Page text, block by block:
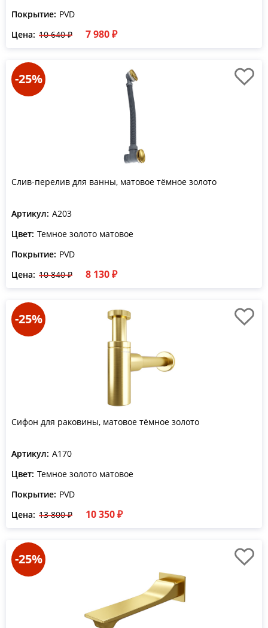
Покрытие: PVD
Цена: 10 640 ₽ 7 980 ₽
-25%
Слив-перелив для ванны, матовое тёмное золото
Артикул: A203
Цвет: Темное золото матовое
Покрытие: PVD
Цена: 10 840 ₽ 8 130 ₽
-25%
Сифон для раковины, матовое тёмное золото
Артикул: A170
Цвет: Темное золото матовое
Покрытие: PVD
Цена: 13 800 ₽ 10 350 ₽
-25%